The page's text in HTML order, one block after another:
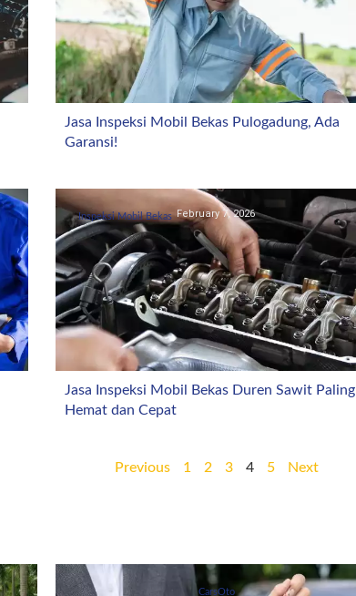
Jasa Inspeksi Mobil Bekas Pulogadung, Ada
Garansi!
Inspeksi Mobil Bekas February 7, 2026
Jasa Inspeksi Mobil Bekas Duren Sawit Paling
Hemat dan Cepat
Previous 1 2 3 4 5 Next
CarsOto